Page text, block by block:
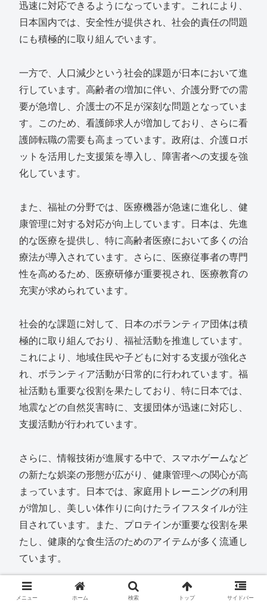
迅速に対応できるようになっています。これにより、
日本国内では、安全性が提供され、社会的責任の問題
にも積極的に取り組んでいます。
一方で、人口減少という社会的課題が日本において進
行しています。高齢者の増加に伴い、介護分野での需
要が急増し、介護士の不足が深刻な問題となっていま
す。このため、看護師求人が増加しており、さらに看
護師転職の需要も高まっています。政府は、介護ロボ
ットを活用した支援策を導入し、障害者への支援を強
化しています。
また、福祉の分野では、医療機器が急速に進化し、健
康管理に対する対応が向上しています。日本は、先進
的な医療を提供し、特に高齢者医療において多くの治
療法が導入されています。さらに、医療従事者の専門
性を高めるため、医療研修が重要視され、医療教育の
充実が求められています。
社会的な課題に対して、日本のボランティア団体は積
極的に取り組んでおり、福祉活動を推進しています。
これにより、地域住民や子どもに対する支援が強化さ
れ、ボランティア活動が日常的に行われています。福
祉活動も重要な役割を果たしており、特に日本では、
地震などの自然災害時に、支援団体が迅速に対応し、
支援活動が行われています。
さらに、情報技術が進展する中で、スマホゲームなど
の新たな娯楽の形態が広がり、健康管理への関心が高
まっています。日本では、家庭用トレーニングの利用
が増加し、美しい体作りに向けたライフスタイルが注
目されています。また、プロテインが重要な役割を果
たし、健康的な食生活のためのアイテムが多く流通し
ています。
ファッションや美容においても、日本の消費者は、常
メニュー ホーム 検索 トップ サイドバー